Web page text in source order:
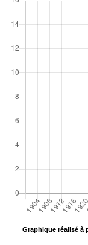
Graphique réalisé à